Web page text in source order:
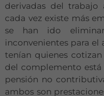
derivadas del
cada vez existe más
se han ido
inconvenientes para el
tenían quienes
del complemento
pensión no
ambos son